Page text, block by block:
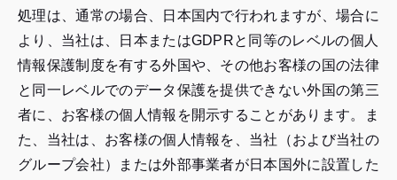
処理は、通常の場合、日本国内で行われますが、場合に
より、当社は、日本またはGDPRと同等のレベルの個人
情報保護制度を有する外国や、その他お客様の国の法律
と同一レベルでのデータ保護を提供できない外国の第三
者に、お客様の個人情報を開示することがあります。ま
た、当社は、お客様の個人情報を、当社（および当社の
グループ会社）または外部事業者が日本国外に設置した